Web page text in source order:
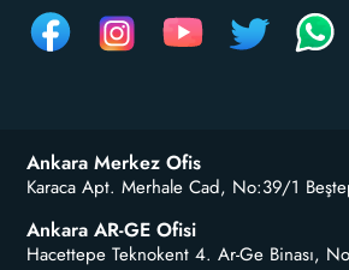
Ankara Merkez Ofis
Karaca Apt. Merhale Cad, No:39/1
Ankara AR-GE Ofisi
Hacettepe Teknokent 4. Ar-Ge Binası,